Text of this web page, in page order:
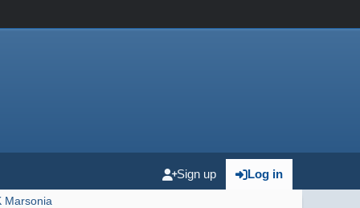
Log in
Sign up
Marsonia